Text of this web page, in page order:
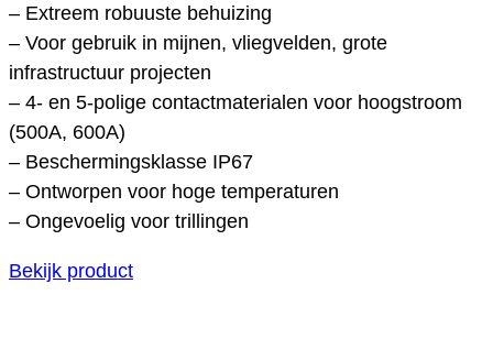
– Extreem robuuste behuizing
– Voor gebruik in mijnen, vliegvelden, grote
infrastructuur projecten
– 4- en 5-polige contactmaterialen voor hoogstroom
(500A, 600A)
– Beschermingsklasse IP67
– Ontworpen voor hoge temperaturen
– Ongevoelig voor trillingen
Bekijk product